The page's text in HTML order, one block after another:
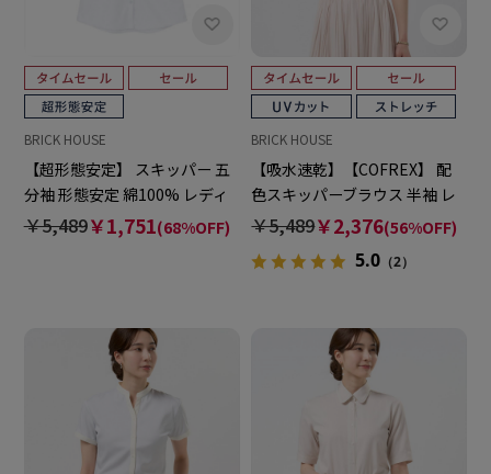
BRICK HOUSE
【超形態安定】 スキッパー 五
分袖 形態安定 綿100% レディ
ースシャツ
￥5,489￥1,751(68%OFF)
BRICK HOUSE
【吸水速乾】【COFREX】 配
色スキッパーブラウス 半袖 レ
ディースデザインシャツ
￥5,489￥2,376(56%OFF)
5.0 （2）